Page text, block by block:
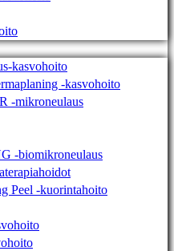
kasvohoito
-kasvohoito
-mikroneulaus
-biomikroneulaus
Peel -kuorintahoito